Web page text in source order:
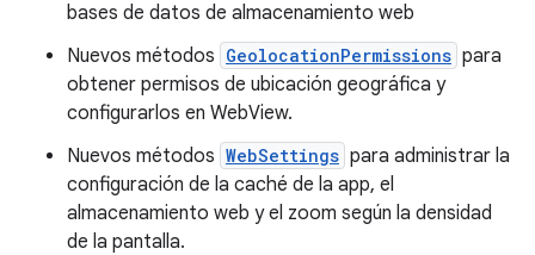
bases de datos de almacenamiento web
Nuevos métodos GeolocationPermissions para
obtener permisos de ubicación geográfica y
configurarlos en WebView.
Nuevos métodos WebSettings para administrar la
configuración de la caché de la app, el
almacenamiento web y el zoom según la densidad
de la pantalla.